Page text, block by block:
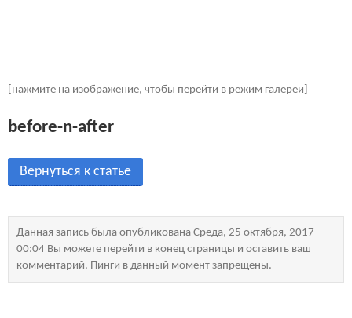
[нажмите на изображение, чтобы перейти в режим галереи]
before-n-after
Вернуться к статье
Данная запись была опубликована Среда, 25 октября, 2017
00:04 Вы можете перейти в конец страницы и оставить ваш
комментарий. Пинги в данный момент запрещены.